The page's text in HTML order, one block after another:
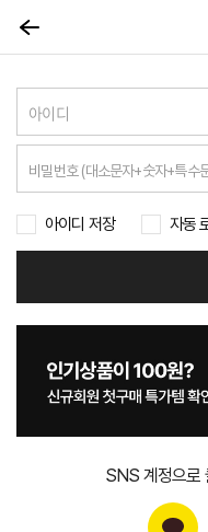
아이디 저장 자동
SNS 계정으로